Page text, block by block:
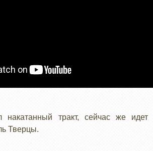
накатанный тракт, сейчас же идет
Тверцы.